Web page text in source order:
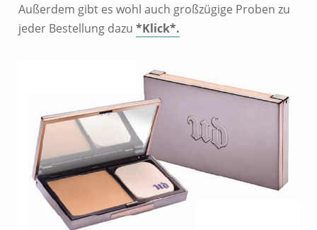
Außerdem gibt es wohl auch großzügige Proben zu
jeder Bestellung dazu *Klick*.